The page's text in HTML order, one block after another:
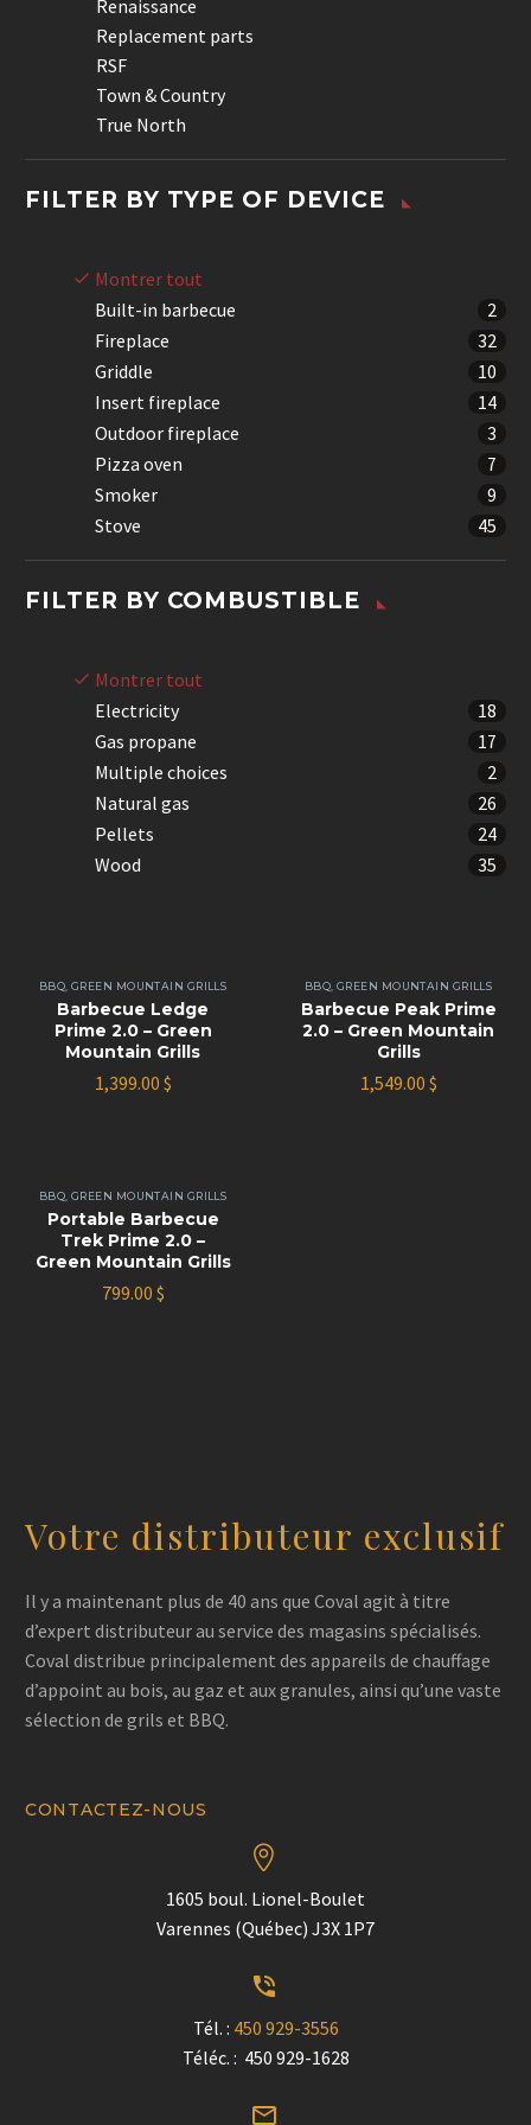
Renaissance
Replacement parts
RSF
Town & Country
True North
FILTER BY TYPE OF DEVICE
Montrer tout
Built-in barbecue
2
Fireplace 32
Griddle 10
Insert fireplace 14
Outdoor fireplace 3
Pizza oven 7
Smoker 9
Stove 45
FILTER BY COMBUSTIBLE
Montrer tout
Electricity
18
Gas propane 17
Multiple choices 2
Natural gas 26
Pellets 24
Wood 35
BBQ, GREEN MOUNTAIN GRILLS
Barbecue Ledge
Prime 2.0 – Green
Mountain Grills
1,399.00 $
BBQ, GREEN MOUNTAIN GRILLS
Barbecue Peak Prime
2.0 – Green Mountain
Grills
1,549.00 $
BBQ, GREEN MOUNTAIN GRILLS
Portable Barbecue
Trek Prime 2.0 –
Green Mountain Grills
799.00 $
Votre distributeur exclusif
Il y a maintenant plus de 40 ans que Coval agit à titre
d’expert distributeur au service des magasins spécialisés.
Coval distribue principalement des appareils de chauffage
d’appoint au bois, au gaz et aux granules, ainsi qu’une vaste
sélection de grils et BBQ.
CONTACTEZ-NOUS


1605 boul. Lionel-Boulet
Varennes (Québec) J3X 1P7


Tél. : 450 929-3556
Téléc. : 450 929-1628

